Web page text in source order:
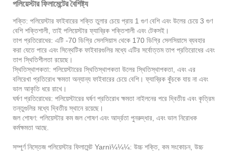
পলিয়েস্টার ফিলামেন্টের বৈশিষ্ট্য
শক্তি: পলিয়েস্টার ফাইবারের শক্তি তুলার চেয়ে প্রায় 1 গুণ বেশি এবং উলের চেয়ে 3 গুণ
বেশি শক্তিশালী, তাই পলিয়েস্টার ফ্যাব্রিক শক্তিশালী এবং টেকসই।
তাপ প্রতিরোধের: এটি -70 ডিগ্রি সেলসিয়াস থেকে 170 ডিগ্রি সেলসিয়াসে ব্যবহার
করা যেতে পারে এবং সিন্থেটিক ফাইবারগুলির মধ্যে এটির সর্বোত্তম তাপ প্রতিরোধের এবং
তাপ স্থিতিশীলতা রয়েছে।
স্থিতিস্থাপকতা: পলিয়েস্টারের স্থিতিস্থাপকতা উলের স্থিতিস্থাপকতা, এবং এর
বলিরেখা প্রতিরোধ ক্ষমতা অন্যান্য ফাইবারের চেয়ে বেশি। ফ্যাব্রিক কুঁচকে যায় না এবং
ভাল আকৃতি ধরে রাখে।
ঘর্ষণ প্রতিরোধের: পলিয়েস্টারের ঘর্ষণ প্রতিরোধ ক্ষমতা নাইলনের পরে দ্বিতীয় এবং কৃত্রিম
তন্তুগুলির মধ্যে দ্বিতীয় স্থানে রয়েছে।
জল শোষণ: পলিয়েস্টার কম জল শোষণ এবং আর্দ্রতা পুনরুদ্ধার, এবং ভাল নিরোধক
কর্মক্ষমতা আছে.
সম্পূর্ণ নিস্তেজ পলিয়েস্টার ফিলামেন্ট Yarnï¼¼¼: উচ্চ শক্তি, কম সংকোচন, উচ্চ